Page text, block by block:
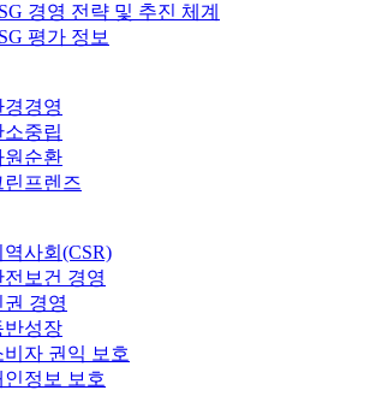
경영 전략 및 추진 체계
평가 정보
경경영
소중립
원순환
린프렌즈
역사회(CSR)
전보건 경영
권 경영
반성장
비자 권익 보호
인정보 보호